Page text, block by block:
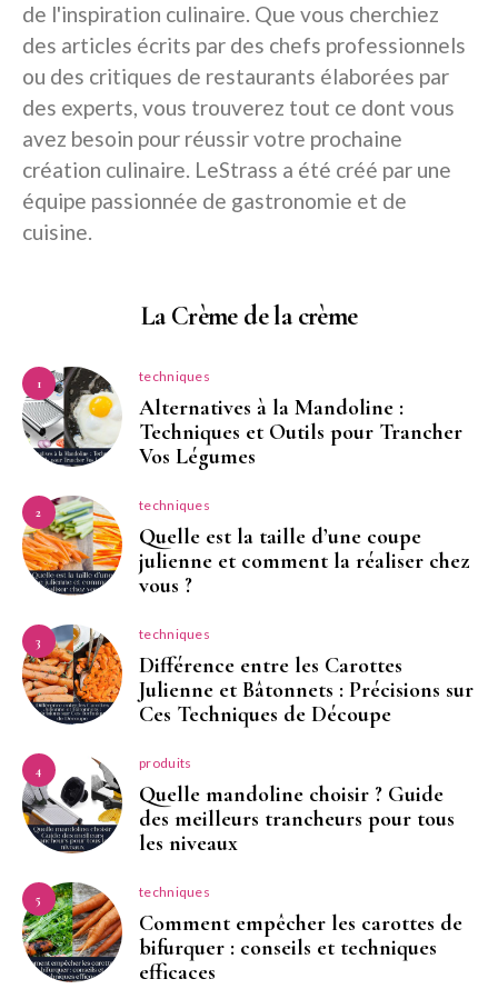
de l'inspiration culinaire. Que vous cherchiez
des articles écrits par des chefs professionnels
ou des critiques de restaurants élaborées par
des experts, vous trouverez tout ce dont vous
avez besoin pour réussir votre prochaine
création culinaire. LeStrass a été créé par une
équipe passionnée de gastronomie et de
cuisine.
La Crème de la crème
1 techniques
Alternatives à la Mandoline :
Techniques et Outils pour Trancher
Vos Légumes
2 techniques
Quelle est la taille d’une coupe
julienne et comment la réaliser chez
vous ?
3 techniques
Différence entre les Carottes
Julienne et Bâtonnets : Précisions sur
Ces Techniques de Découpe
4 produits
Quelle mandoline choisir ? Guide
des meilleurs trancheurs pour tous
les niveaux
5 techniques
Comment empêcher les carottes de
bifurquer : conseils et techniques
efficaces